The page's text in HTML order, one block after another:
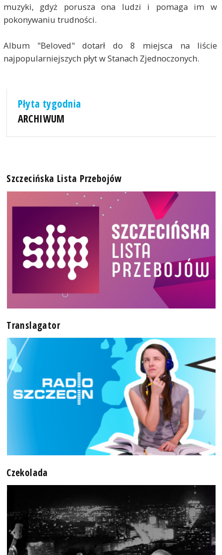
muzyki, gdyż porusza ona ludzi i pomaga im w
pokonywaniu trudności.
Album "Beloved" dotarł do 8 miejsca na liście
najpopularniejszych płyt w Stanach Zjednoczonych.
Płyta tygodnia
ARCHIWUM
Szczecińska Lista Przebojów
Translagator
Czekolada